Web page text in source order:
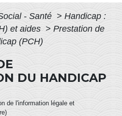
- Santé > Handicap :
et aides > Prestation de
(PCH)
DU HANDICAP
de l'information légale et